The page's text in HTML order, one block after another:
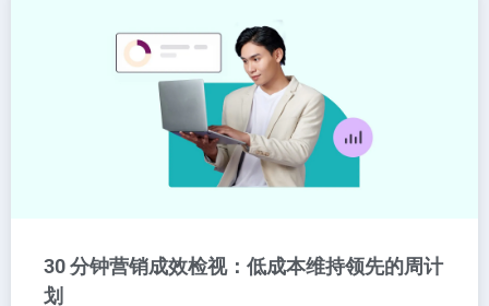
30 分钟营销成效检视：低成本维持领先的周计
划